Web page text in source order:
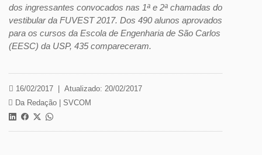
dos ingressantes convocados nas 1ª e 2ª chamadas do
vestibular da FUVEST 2017. Dos 490 alunos aprovados
para os cursos da Escola de Engenharia de São Carlos
(EESC) da USP, 435 compareceram.
16/02/2017
Atualizado: 20/02/2017
Da Redação | SVCOM